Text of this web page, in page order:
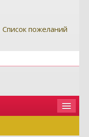
Список пожеланий